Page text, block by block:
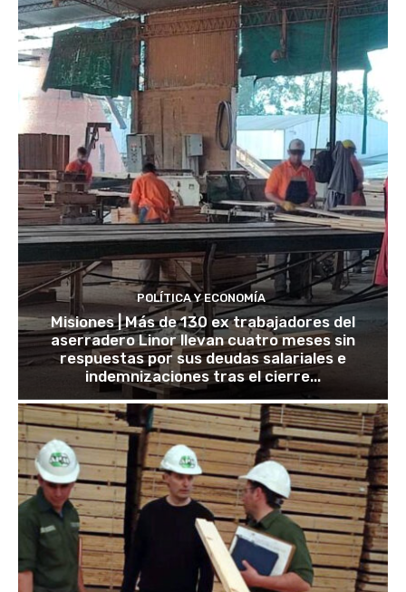
POLÍTICA Y ECONOMÍA
Misiones | Más de 130 ex trabajadores del
aserradero Linor llevan cuatro meses sin
respuestas por sus deudas salariales e
indemnizaciones tras el cierre...